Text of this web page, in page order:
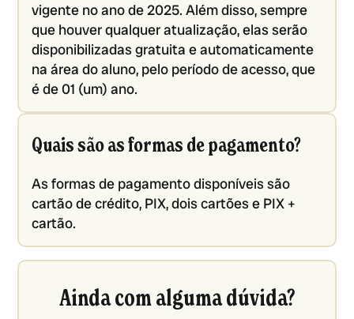
vigente no ano de 2025. Além disso, sempre
que houver qualquer atualização, elas serão
disponibilizadas gratuita e automaticamente
na área do aluno, pelo período de acesso, que
é de 01 (um) ano.
Quais são as formas de pagamento?
As formas de pagamento disponíveis são
cartão de crédito, PIX, dois cartões e PIX +
cartão.
Ainda com alguma dúvida?